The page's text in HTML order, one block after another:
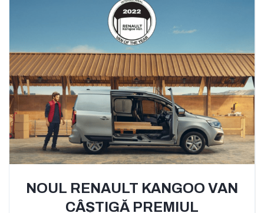
NOUL RENAULT KANGOO VAN
CÂȘTIGĂ PREMIUL